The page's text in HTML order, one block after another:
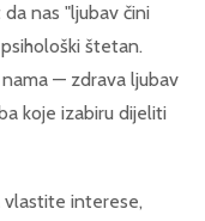
nas "ljubav čini
štetan.
— zdrava ljubav
koje izabiru dijeliti
vlastite interese,